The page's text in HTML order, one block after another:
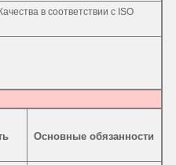
в соответствии с ISO
Основные обязанности